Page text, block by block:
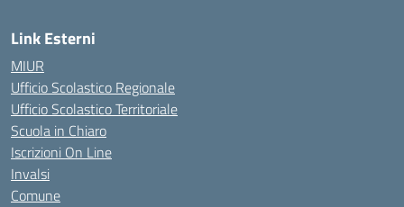
Link Esterni
MIUR
Ufficio Scolastico Regionale
Ufficio Scolastico Territoriale
Scuola in Chiaro
Iscrizioni On Line
Invalsi
Comune